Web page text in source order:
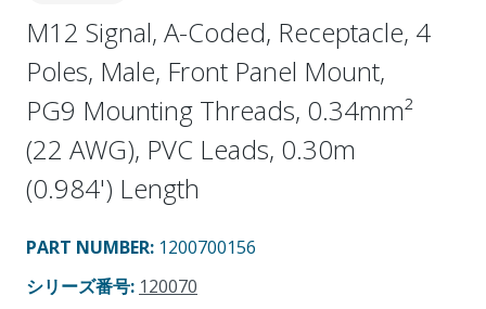
M12 Signal, A-Coded, Receptacle, 4
Poles, Male, Front Panel Mount,
PG9 Mounting Threads, 0.34mm²
(22 AWG), PVC Leads, 0.30m
(0.984') Length
PART NUMBER: 1200700156
シリーズ番号: 120070